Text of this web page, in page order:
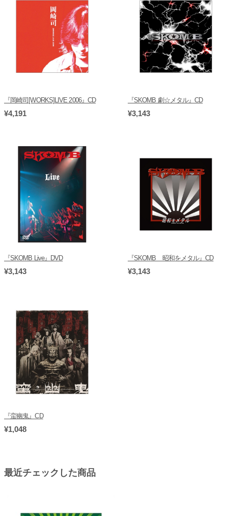
『岡崎司[WORKS]LIVE 2006』CD
¥4,191
『SKOMB 劇☆メタル』CD
¥3,143
『SKOMB Live』DVD
¥3,143
『SKOMB 昭和をメタル』CD
¥3,143
『蛮幽鬼』CD
¥1,048
最近チェックした商品